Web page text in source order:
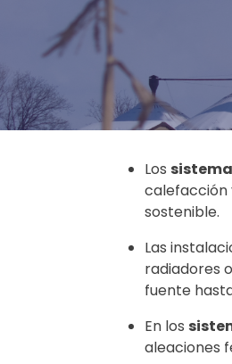
Los
calefacción
sostenible.
Las
radiadores
fuente
En los
aleaciones